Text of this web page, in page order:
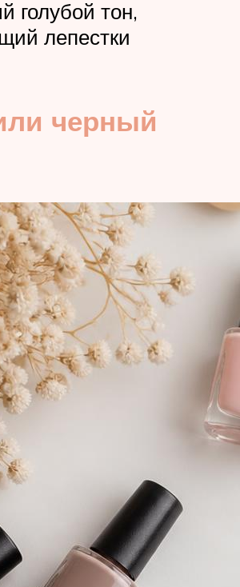
голубой тон,
лепестки
черный